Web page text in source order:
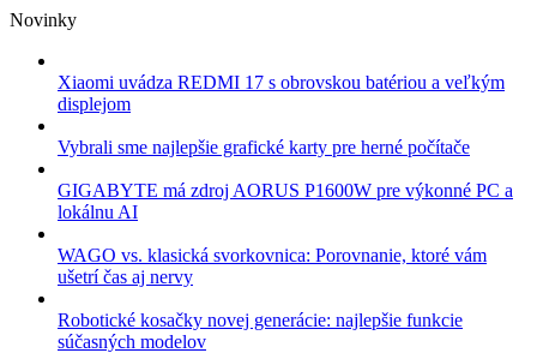
Skip
content
Novinky
Xiaomi uvádza REDMI 17 s obrovskou batériou a veľkým
displejom
Vybrali sme najlepšie grafické karty pre herné počítače
GIGABYTE má zdroj AORUS P1600W pre výkonné PC a
lokálnu AI
WAGO vs. klasická svorkovnica: Porovnanie, ktoré vám
ušetrí čas aj nervy
Robotické kosačky novej generácie: najlepšie funkcie
súčasných modelov